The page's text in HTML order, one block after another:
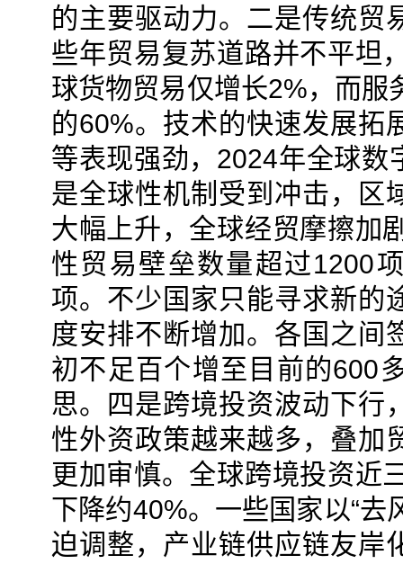
的主要驱动力。二是传统贸
些年贸易复苏道路并不平坦
球货物贸易仅增长2%，而服
的60%。技术的快速发展拓
等表现强劲，2024年全球数
是全球性机制受到冲击，区
大幅上升，全球经贸摩擦加
性贸易壁垒数量超过1200
项。不少国家只能寻求新的
度安排不断增加。各国之间
初不足百个增至目前的600
思。四是跨境投资波动下行
性外资政策越来越多，叠加
更加审慎。全球跨境投资近
下降约40%。一些国家以“去
迫调整，产业链供应链友岸